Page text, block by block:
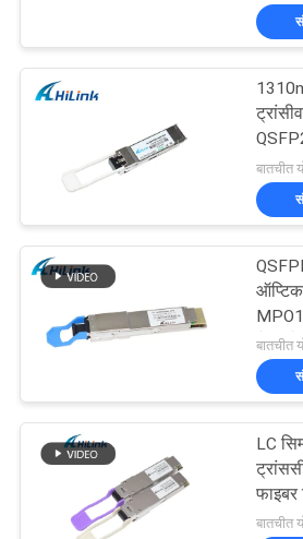
बातचीत
सेंटर के
बातचीत
LC
बातचीत